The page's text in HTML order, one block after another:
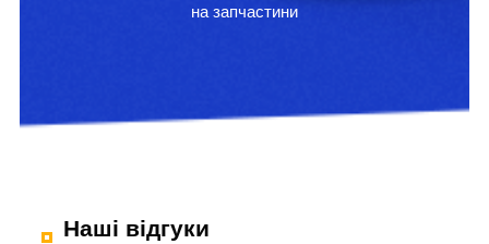
на запчастини
Наші відгуки